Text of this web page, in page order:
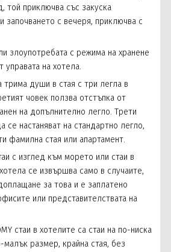
той приключва със закуска
започването с вечеря, приключва с
злоупотребата с режима на хранене
управата на хотела.
трима души в стая с три легла в
човек ползва отстъпка от
на допълнително легло. Трети
се настаняват на стандартно легло,
фамилна стая или апартамент.
с изглед към морето или стаи в
се извършва само в случаите,
за това и е заплатено
или представителствата на
стаи в хотелите са стаи на по-ниска
малък размер, крайна стая, без